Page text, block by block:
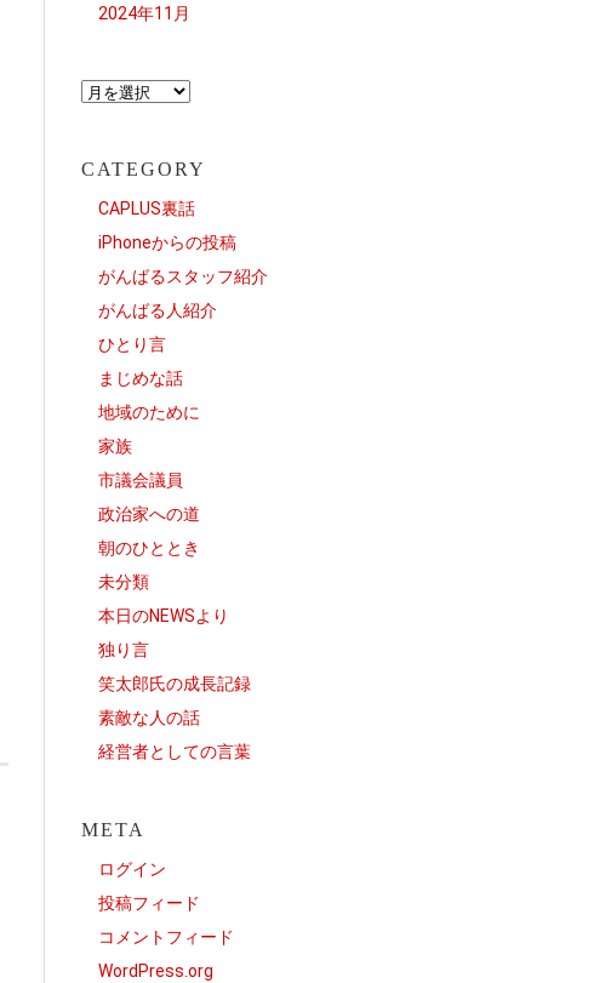
2024年11月
CATEGORY
CAPLUS裏話
iPhoneからの投稿
がんばるスタッフ紹介
がんばる人紹介
ひとり言
まじめな話
地域のために
家族
市議会議員
政治家への道
朝のひととき
未分類
本日のNEWSより
独り言
笑太郎氏の成長記録
素敵な人の話
経営者としての言葉
META
ログイン
投稿フィード
コメントフィード
WordPress.org